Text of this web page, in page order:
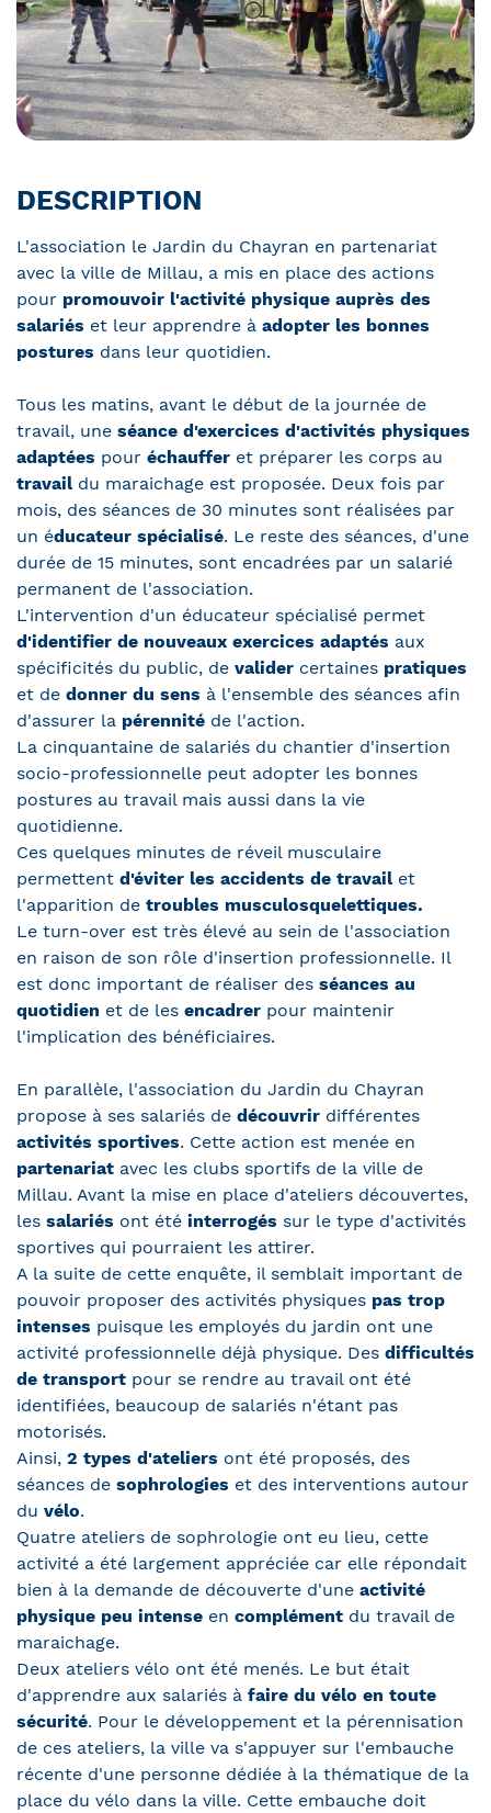
DESCRIPTION
L'association le Jardin du Chayran en partenariat
avec la ville de Millau, a mis en place des actions
pour promouvoir l'activité physique auprès des
salariés et leur apprendre à adopter les bonnes
postures dans leur quotidien.
Tous les matins, avant le début de la journée de
travail, une séance d'exercices d'activités physiques
adaptées pour échauffer et préparer les corps au
travail du maraichage est proposée. Deux fois par
mois, des séances de 30 minutes sont réalisées par
un éducateur spécialisé. Le reste des séances, d'une
durée de 15 minutes, sont encadrées par un salarié
permanent de l'association.
L'intervention d'un éducateur spécialisé permet
d'identifier de nouveaux exercices adaptés aux
spécificités du public, de valider certaines pratiques
et de donner du sens à l'ensemble des séances afin
d'assurer la pérennité de l'action.
La cinquantaine de salariés du chantier d'insertion
socio-professionnelle peut adopter les bonnes
postures au travail mais aussi dans la vie
quotidienne.
Ces quelques minutes de réveil musculaire
permettent d'éviter les accidents de travail et
l'apparition de troubles musculosquelettiques.
Le turn-over est très élevé au sein de l'association
en raison de son rôle d'insertion professionnelle. Il
est donc important de réaliser des séances au
quotidien et de les encadrer pour maintenir
l'implication des bénéficiaires.
En parallèle, l'association du Jardin du Chayran
propose à ses salariés de découvrir différentes
activités sportives. Cette action est menée en
partenariat avec les clubs sportifs de la ville de
Millau. Avant la mise en place d'ateliers découvertes,
les salariés ont été interrogés sur le type d'activités
sportives qui pourraient les attirer.
A la suite de cette enquête, il semblait important de
pouvoir proposer des activités physiques pas trop
intenses puisque les employés du jardin ont une
activité professionnelle déjà physique. Des difficultés
de transport pour se rendre au travail ont été
identifiées, beaucoup de salariés n'étant pas
motorisés.
Ainsi, 2 types d'ateliers ont été proposés, des
séances de sophrologies et des interventions autour
du vélo.
Quatre ateliers de sophrologie ont eu lieu, cette
activité a été largement appréciée car elle répondait
bien à la demande de découverte d'une activité
physique peu intense en complément du travail de
maraichage.
Deux ateliers vélo ont été menés. Le but était
d'apprendre aux salariés à faire du vélo en toute
sécurité. Pour le développement et la pérennisation
de ces ateliers, la ville va s'appuyer sur l'embauche
récente d'une personne dédiée à la thématique de la
place du vélo dans la ville. Cette embauche doit